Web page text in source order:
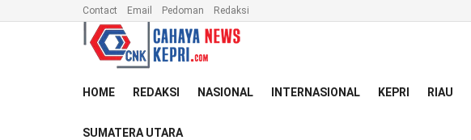
Contact Email Pedoman Redaksi
HOME REDAKSI NASIONAL INTERNASIONAL KEPRI RIAU
SUMATERA UTARA